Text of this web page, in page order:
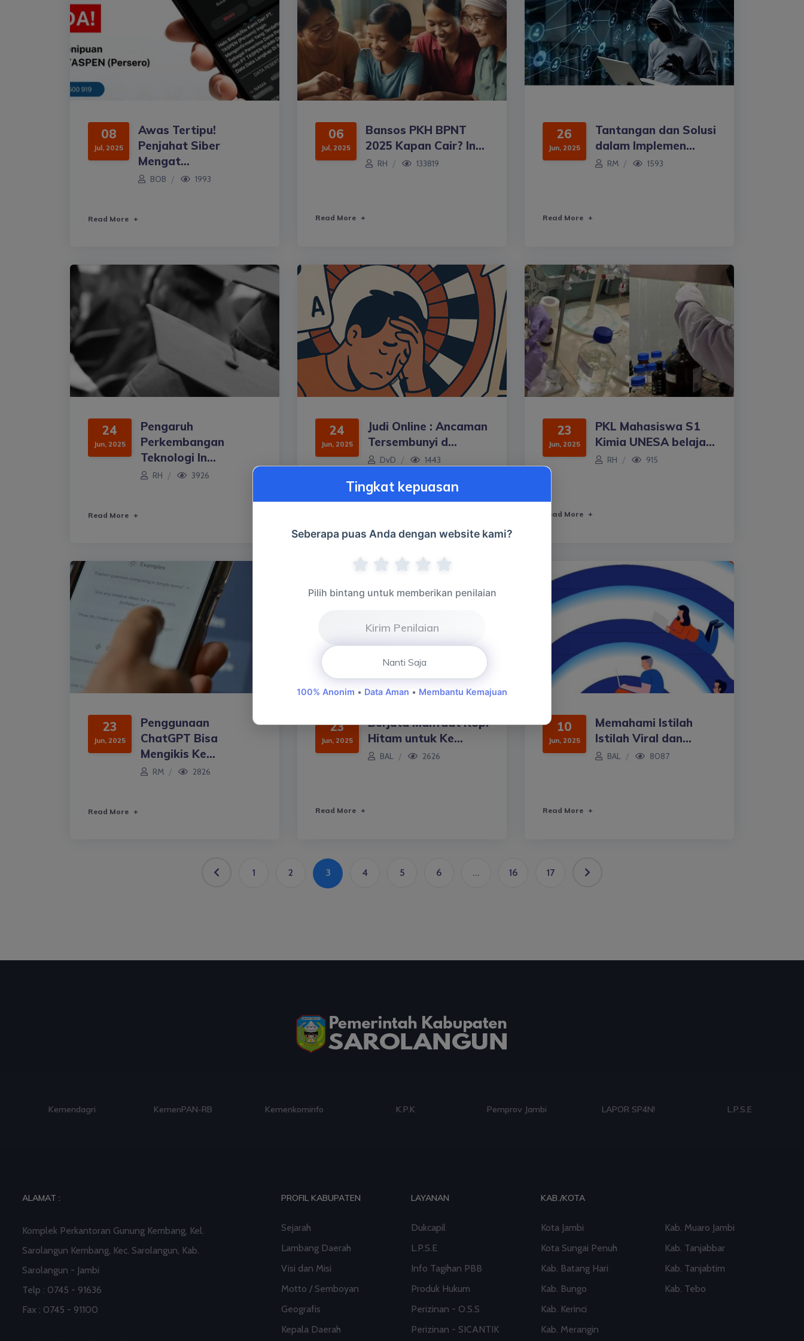
08
Jul, 2025
Awas Tertipu!
Penjahat Siber
Mengat...
BOB 1993
Read More +
06
Jul, 2025
Bansos PKH BPNT
2025 Kapan Cair? In...
RH 133819
Read More +
26
Jun, 2025
Tantangan dan Solusi
dalam Implemen...
RM 1593
Read More +
24
Jun, 2025
Pengaruh
Perkembangan
Teknologi In...
RH 3926
Read More +
24
Jun, 2025
Judi Online : Ancaman
Tersembunyi d...
DvD 1443
23
Jun, 2025
PKL Mahasiswa S1
Kimia UNESA belaja...
RH 915
Read More +
23
Jun, 2025
Penggunaan
ChatGPT Bisa
Mengikis Ke...
RM 2826
Read More +
23
Jun, 2025
Berjuta Manfaat Kopi
Hitam untuk Ke...
BAL 2626
Read More +
10
Jun, 2025
Memahami Istilah
Istilah Viral dan...
BAL 8087
Read More +
1 2 3 4 5 6 ... 16 17
Kemendagri KemenPAN-RB Kemenkominfo K.P.K Pemprov Jambi LAPOR SP4N! L.P.S.E
ALAMAT :
Komplek Perkantoran Gunung Kembang, Kel.
Sarolangun Kembang, Kec. Sarolangun, Kab.
Sarolangun - Jambi
Telp : 0745 - 91636
Fax : 0745 - 91100
PROFIL KABUPATEN
Sejarah
Lambang Daerah
Visi dan Misi
Motto / Semboyan
Geografis
Kepala Daerah
LAYANAN
Dukcapil
L.P.S.E
Info Tagihan PBB
Produk Hukum
Perizinan - O.S.S
Perizinan - SICANTIK
KAB./KOTA
Kota Jambi
Kota Sungai Penuh
Kab. Batang Hari
Kab. Bungo
Kab. Kerinci
Kab. Merangin
Kab. Muaro Jambi
Kab. Tanjabbar
Kab. Tanjabtim
Kab. Tebo
Tingkat kepuasan
Seberapa puas Anda dengan website kami?
Pilih bintang untuk memberikan penilaian
Kirim Penilaian
Nanti Saja
100% Anonim • Data Aman • Membantu Kemajuan